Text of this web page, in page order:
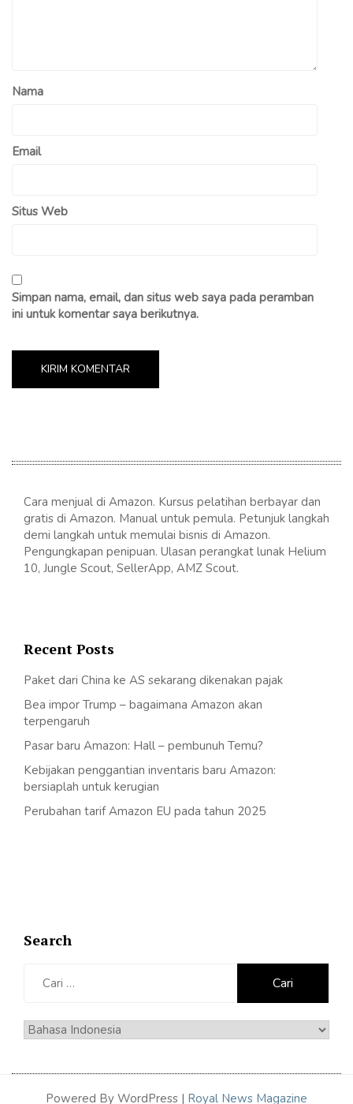
Nama
Email
Situs Web
Simpan nama, email, dan situs web saya pada peramban
ini untuk komentar saya berikutnya.
Cara menjual di Amazon. Kursus pelatihan berbayar dan
gratis di Amazon. Manual untuk pemula. Petunjuk langkah
demi langkah untuk memulai bisnis di Amazon.
Pengungkapan penipuan. Ulasan perangkat lunak Helium
10, Jungle Scout, SellerApp, AMZ Scout.
Recent Posts
Paket dari China ke AS sekarang dikenakan pajak
Bea impor Trump – bagaimana Amazon akan
terpengaruh
Pasar baru Amazon: Hall – pembunuh Temu?
Kebijakan penggantian inventaris baru Amazon:
bersiaplah untuk kerugian
Perubahan tarif Amazon EU pada tahun 2025
Search
untuk:
Pilih
sebuah
Powered By WordPress | Royal News Magazine